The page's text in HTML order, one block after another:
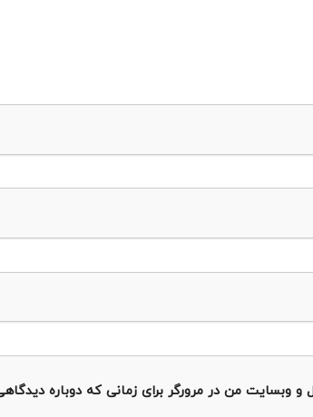
و وبسایت من در مرورگر برای زمانی که دوباره